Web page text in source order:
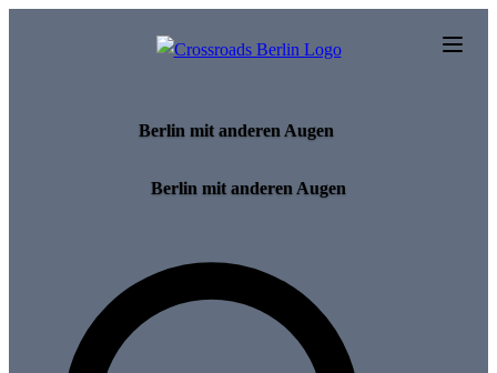
Berlin mit anderen Augen
Berlin mit anderen Augen